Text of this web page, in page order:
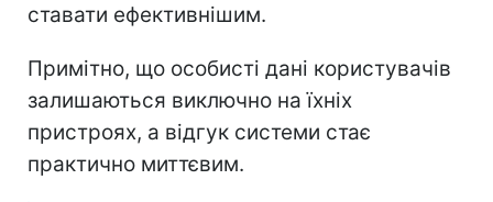
ставати ефективнішим.
Примітно, що особисті дані користувачів
залишаються виключно на їхніх
пристроях, а відгук системи стає
практично миттєвим.